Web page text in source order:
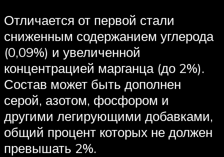
Отличается от первой стали
сниженным содержанием углерода
(0,09%) и увеличенной
концентрацией марганца (до 2%).
Состав может быть дополнен
серой, азотом, фосфором и
другими легирующими добавками,
общий процент которых не должен
превышать 2%.